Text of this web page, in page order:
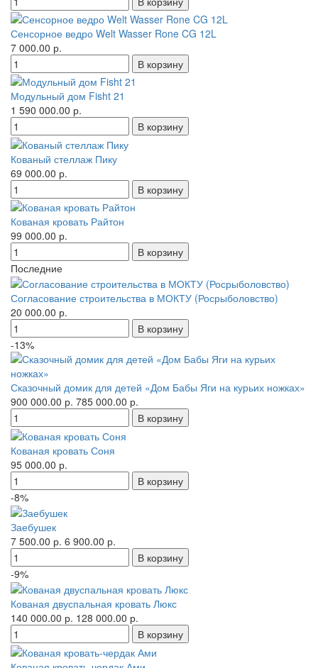
Сенсорное ведро Welt Wasser Rone CG 12L
7 000.00 р.
Модульный дом Fisht 21
1 590 000.00 р.
Кованый стеллаж Пику
69 000.00 р.
Кованая кровать Райтон
99 000.00 р.
Последние
Согласование строительства в МОКТУ (Росрыболовство)
20 000.00 р.
-13%
Сказочный домик для детей «Дом Бабы Яги на курьих ножках»
900 000.00 р. 785 000.00 р.
Кованая кровать Соня
95 000.00 р.
-8%
Заебушек
7 500.00 р. 6 900.00 р.
-9%
Кованая двуспальная кровать Люкс
140 000.00 р. 128 000.00 р.